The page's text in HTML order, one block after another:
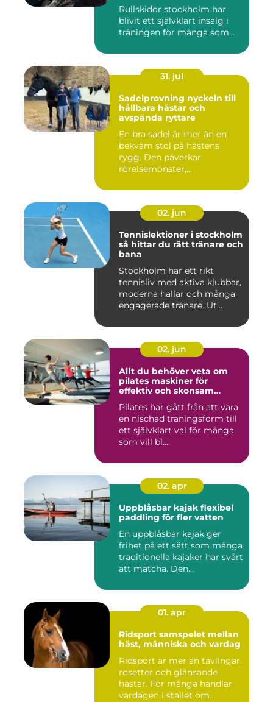
Rullskidor stockholm har
blivit ett självklart insalg i
träningen för många som...
31. jul
Sadelprovning nyckeln till
hållbara hästar och
avspända ryttare
En bra sadel är mer än en
bekväm stol på hästens
rygg. Den påverkar
rörelsemönster,
02. jun
Tennislektioner i stockholm
så hittar du rätt tränare och
bana
Stockholm har ett rikt
tennisliv med aktiva klubbar,
moderna hallar och många
engagerade tränare. Ut...
02. jun
Allt du behöver veta om
pilates maskiner för
effektiv och skonsam
Pilates har gått från att vara
en nischad träningsform till
ett självklart val för många
som vill bl...
02. apr
Uppblåsbar kajak flexibel
paddling för fler vatten
En uppblåsbar kajak ger
frihet på ett sätt som många
traditionella kajaker har svårt
att matcha. Den...
01. apr
Ridsport samspelet mellan
häst, människa och vardag
Ridsport är mer än tävlingar,
rosetter och glänsande
hästar. För många handlar
vardagen i stallet om...